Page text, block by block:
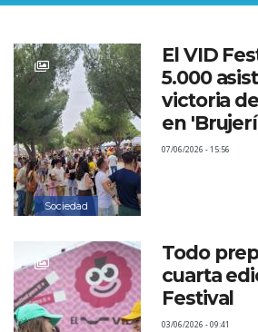
enlaces
de
ayuda
a
la
navegación
Sociedad
El VID
5.000
victoria
en
07/06/2026 - 15:56
Todo
cuarta
Festival
03/06/2026 - 09:41